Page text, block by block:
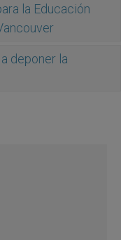
la Educación
deponer la